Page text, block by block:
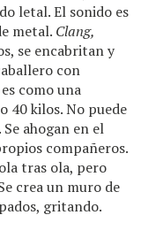
letal. El sonido es
metal. Clang,
se encabritan y
con
como una
40 kilos. No puede
ahogan en el
compañeros.
tras ola, pero
crea un muro de
gritando.